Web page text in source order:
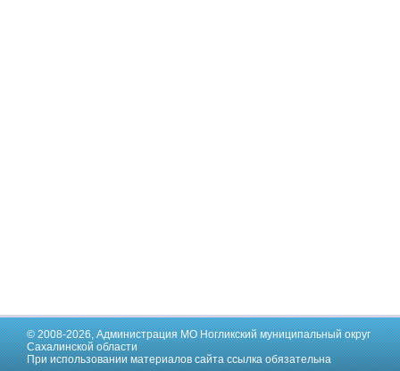
© 2008-2026,Администрация МО Ногликский муниципальный округ
Сахалинской области
При использовании материалов сайта ссылка обязательна